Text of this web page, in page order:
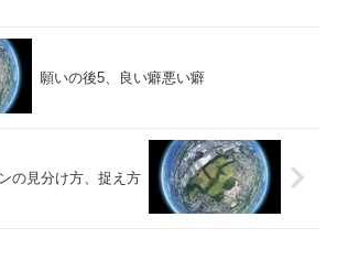
願いの後5、良い癖悪い癖
の見分け方、捉え方